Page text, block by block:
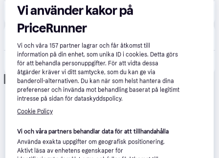
Bosch Active/Performance Line Laddare, 4Ah
Bosch Active/Performance 230V Laddare Svart
Annons
Vi använder kakor på
PriceRunner
Vi och våra157 partner lagrar och får åtkomst till
information på din enhet, som unika ID i cookies. Detta görs
för att behandla personuppgifter. För att vidta dessa
åtgärder kräver vi ditt samtycke, som du kan ge via
banderoll-alternativen. Du kan när som helst hantera dina
preferenser och invända mot behandling baserat på legitimt
intresse på sidan för dataskyddspolicy.
Cookie Policy
Vi och våra partners behandlar data för att tillhandahålla
Använda exakta uppgifter om geografisk positionering.
Aktivt läsa av enhetens egenskaper för